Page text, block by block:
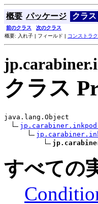
概要 パッケージ クラス
前のクラス
次のクラス
概要: 入れ子 | フィールド | コンストラ
クラス
java.lang.Object
すべての